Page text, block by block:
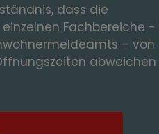
dass die
Fachbereiche -
– von
abweichen